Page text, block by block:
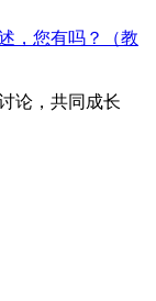
，您有吗？（教
论，共同成长